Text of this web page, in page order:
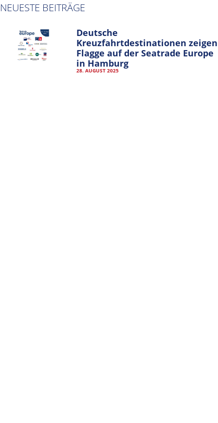
NEUESTE BEITRÄGE
Deutsche
Kreuzfahrtdestinationen zeigen
Flagge auf der Seatrade Europe
in Hamburg
28. AUGUST 2025
VEREINSSATZUNG
MITGLIEDER-LOGIN